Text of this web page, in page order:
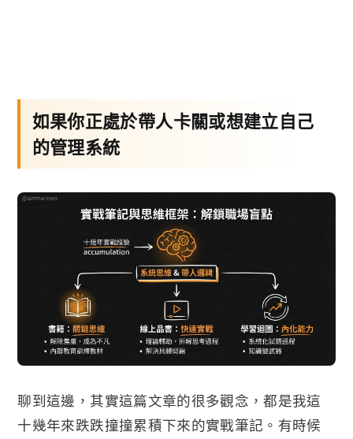
如果你正處於帶人卡關或想建立自己
的管理系統
聊到這邊，其實這篇文章的很多觀念，都是我這
十幾年來跌跌撞撞累積下來的實戰筆記。有時候